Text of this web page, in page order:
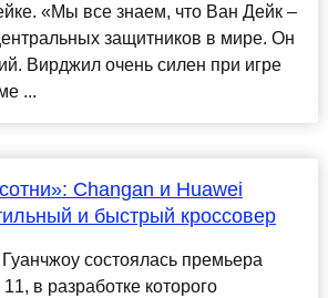
«Мы все знаем, что Ван Дейк –
защитников в мире. Он
Вирджил очень силен при игре
...
Changan и Huawei
и быстрый кроссовер
состоялась премьера
в разработке которого